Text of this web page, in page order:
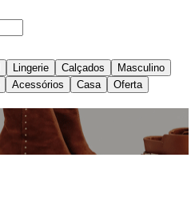
Lingerie Calçados
Masculino
Acessórios Casa Oferta